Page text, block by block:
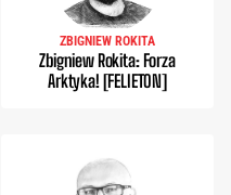
ZBIGNIEW ROKITA
Zbigniew Rokita: Forza
Arktyka! [FELIETON]